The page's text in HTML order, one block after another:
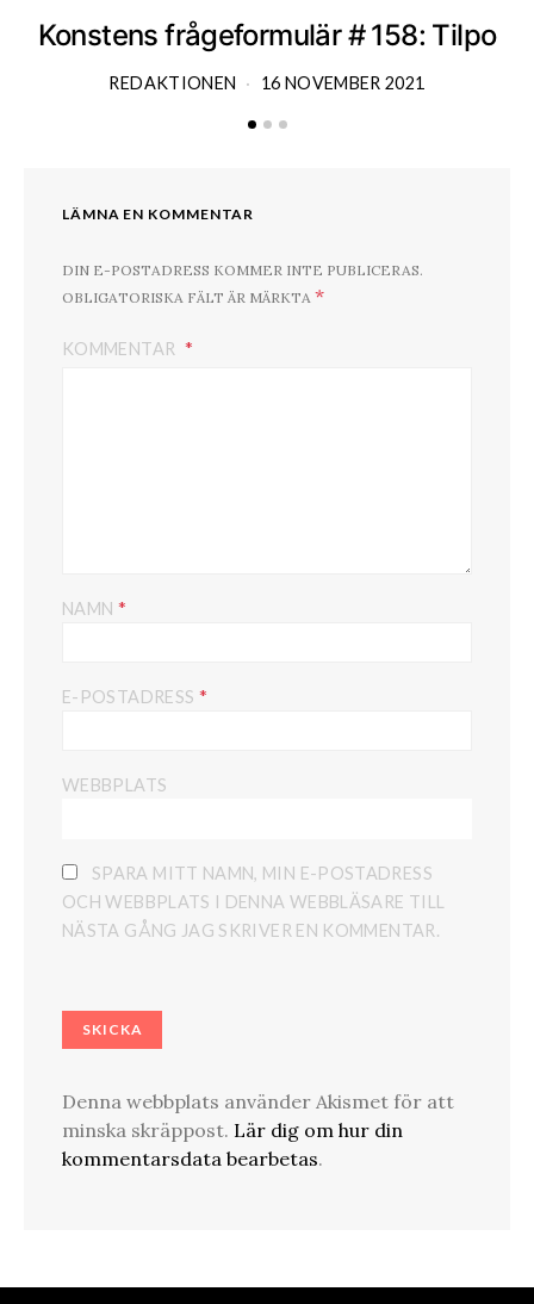
Konstens frågeformulär # 158: Tilpo
REDAKTIONEN 16 NOVEMBER 2021
LÄMNA EN KOMMENTAR
DIN E-POSTADRESS KOMMER INTE PUBLICERAS.
OBLIGATORISKA FÄLT ÄR MÄRKTA *
KOMMENTAR
NAMN *
E-POSTADRESS *
WEBBPLATS
SPARA MITT NAMN, MIN E-POSTADRESS
OCH WEBBPLATS I DENNA WEBBLÄSARE TILL
NÄSTA GÅNG JAG SKRIVER EN KOMMENTAR.
Denna webbplats använder Akismet för att
minska skräppost. Lär dig om hur din
kommentarsdata bearbetas.